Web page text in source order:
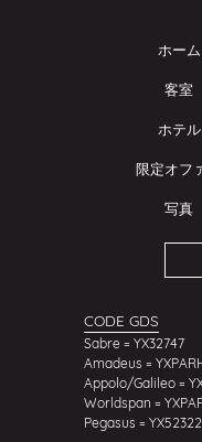
ホーム
客室
ホテル
限定オフ
写真
CODE GDS
Sabre = YX32747
Amadeus =
Appolo/Galileo =
Worldspan =
Pegasus = YX52322